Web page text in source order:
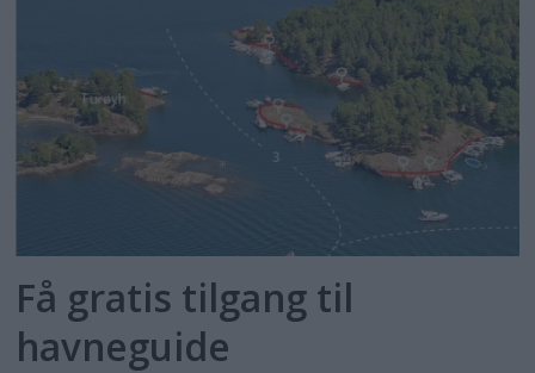
Få gratis tilgang til
havneguide